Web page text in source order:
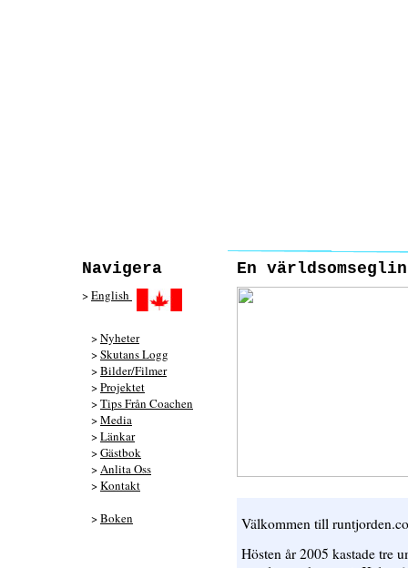
Navigera
>English
>Nyheter
>Skutans Logg
>Bilder/Filmer
>Projektet
>Tips Från Coachen
>Media
>Länkar
>Gästbok
>Anlita Oss
>Kontakt
>Boken
En
Välkommen till
Hösten år 2005 kastade tre